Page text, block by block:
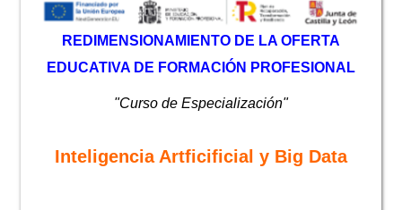
REDIMENSIONAMIENTO DE LA OFERTA
EDUCATIVA DE FORMACIÓN PROFESIONAL
"Curso de Especialización"
Inteligencia Artficificial y Big Data